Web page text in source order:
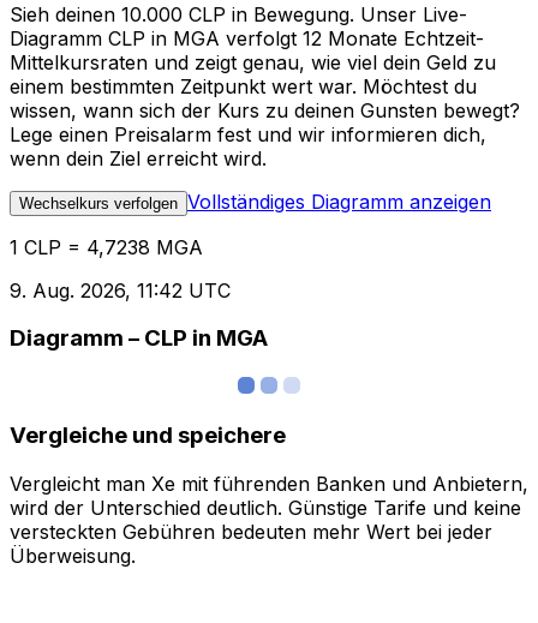
Sieh deinen 10.000 CLP in Bewegung. Unser Live-
Diagramm CLP in MGA verfolgt 12 Monate Echtzeit-
Mittelkursraten und zeigt genau, wie viel dein Geld zu
einem bestimmten Zeitpunkt wert war. Möchtest du
wissen, wann sich der Kurs zu deinen Gunsten bewegt?
Lege einen Preisalarm fest und wir informieren dich,
wenn dein Ziel erreicht wird.
Wechselkurs verfolgen Vollständiges Diagramm anzeigen
1 CLP = 4,7238 MGA
9. Aug. 2026, 11:42 UTC
Diagramm – CLP in MGA
Vergleiche und speichere
Vergleicht man Xe mit führenden Banken und Anbietern,
wird der Unterschied deutlich. Günstige Tarife und keine
versteckten Gebühren bedeuten mehr Wert bei jeder
Überweisung.